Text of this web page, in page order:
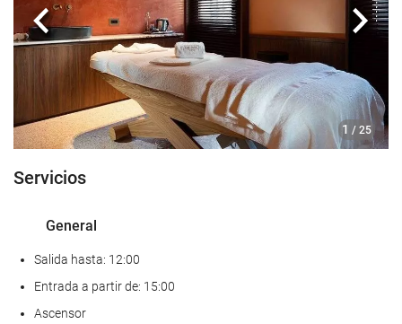
1 / 25
Anterior
Servicios
General
Salida hasta: 12:00
Entrada a partir de: 15:00
Ascensor